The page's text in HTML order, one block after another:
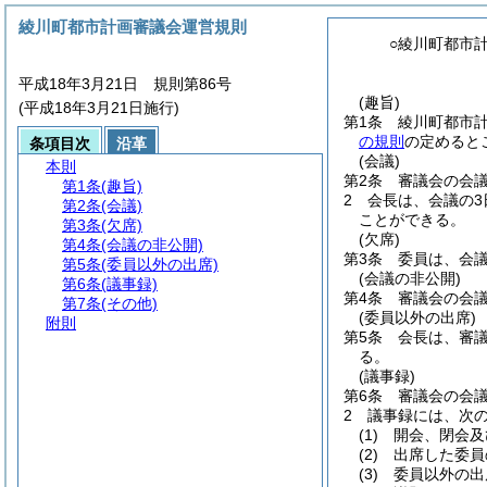
○綾川町都市
(趣旨)
第1条
綾川町都市
の規則 の定めると
(会議)
第2条
審議会の会
2
会長は、会議の
ことができる。
(欠席)
第3条
委員は、会
(会議の非公開)
第4条
審議会の会
(委員以外の出席)
第5条
会長は、審
る。
(議事録)
第6条
審議会の会
2
議事録には、次
(1)
開会、閉会
(2)
出席した委
(3)
委員以外の
綾川町都市計画審議会運営規則
平成18年3月21日 規則第86号
(平成18年3月21日施行)
条項目次
沿革
本則
第1条(趣旨)
第2条(会議)
第3条(欠席)
第4条(会議の非公開)
第5条(委員以外の出席)
第6条(議事録)
第7条(その他)
附則